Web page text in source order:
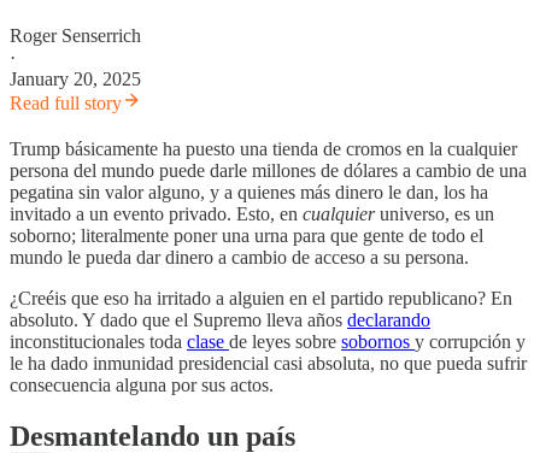
Roger Senserrich
·
January 20, 2025
Read full story
Trump básicamente ha puesto una tienda de cromos en la cualquier
persona del mundo puede darle millones de dólares a cambio de una
pegatina sin valor alguno, y a quienes más dinero le dan, los ha
invitado a un evento privado. Esto, en cualquieruniverso, es un
soborno; literalmente poner una urna para que gente de todo el
mundo le pueda dar dinero a cambio de acceso a su persona.
¿Creéis que eso ha irritado a alguien en el partido republicano? En
absoluto. Y dado que el Supremo lleva años declarando
inconstitucionales toda clase de leyes sobre sobornos y corrupción y
le ha dado inmunidad presidencial casi absoluta, no que pueda sufrir
consecuencia alguna por sus actos.
Desmantelando un país